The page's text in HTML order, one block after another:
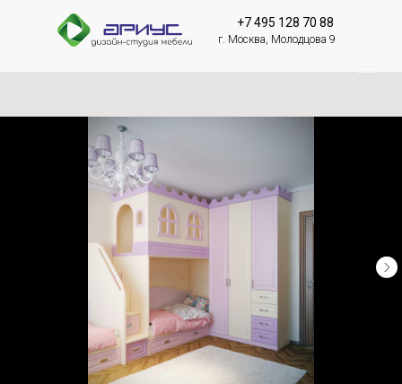
+7 495 128 70 88
г. Москва, Молодцова 9